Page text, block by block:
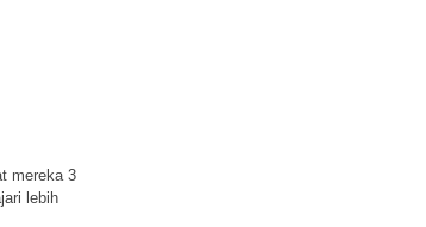
mereka 3
lebih